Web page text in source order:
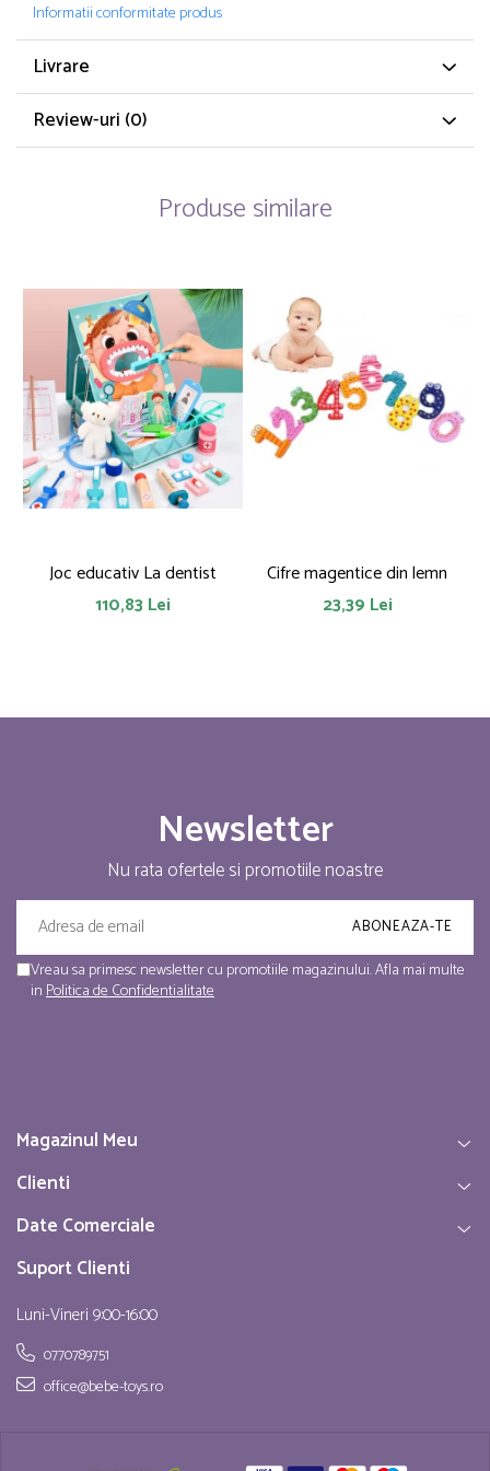
Informatii conformitate produs
Livrare
Review-uri (0)
Produse similare
Joc educativ La dentist
110,83 Lei
Cifre magentice din lemn
23,39 Lei
Newsletter
Nu rata ofertele si promotiile noastre
Vreau sa primesc newsletter cu promotiile magazinului. Afla mai multe
inPolitica de Confidentialitate
Magazinul Meu
Clienti
Date Comerciale
Suport Clienti
Luni-Vineri 9:00-16:00
0770789751
office@bebe-toys.ro